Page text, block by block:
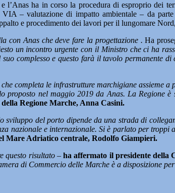
l’Anas ha in corso la procedura di esproprio dei
– valutazione di impatto ambientale – da
e procedimento dei lavori per il lungomare
con Anas che deve fare la progettazione . Ha
un incontro urgente con il Ministro che ci ha
complesso e questo farà il tavolo permanente
completa le infrastrutture marchigiane assieme
nel maggio 2019 da Anas. La Regione
Regione Marche, Anna Casini.
sviluppo del porto dipende da una strada di
nazionale e internazionale. Si è parlato per
Mare Adriatico centrale, Rodolfo Giampieri.
questo risultato – ha affermato il presidente della
di Commercio delle Marche è a disposizione